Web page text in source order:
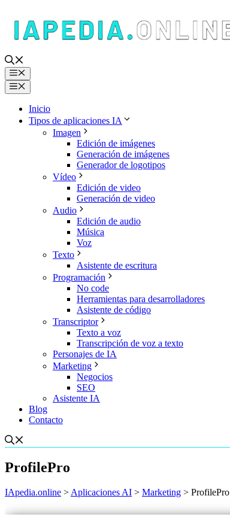
contenido
Menú
Menú
Inicio
Tipos de aplicaciones IA
Imagen
Edición de imágenes
Generación de imágenes
Generador de logotipos
Vídeo
Edición de video
Generación de video
Audio
Edición de audio
Música
Voz
Texto
Asistente de escritura
Programación
No code
Herramientas para desarrolladores
Asistente de código
Transcriptor
Texto a voz
Transcripción de voz a texto
Personajes de IA
Marketing
Negocios
SEO
Asistente IA
Blog
Contacto
ProfilePro
IApedia.online >Aplicaciones AI > Marketing > ProfilePro